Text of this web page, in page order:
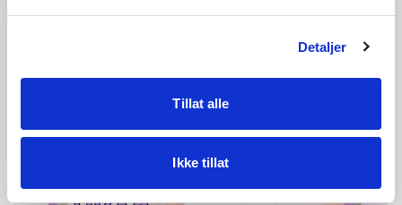
Detaljer
Tillat alle
Ikke tillat
og fakturaer i Visma Net